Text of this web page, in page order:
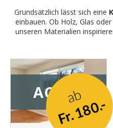
Grundsätzlich lässt sich eine
einbauen. Ob Holz, Glas
unseren Materialien
ACRYL
ab
Fr. 180.-